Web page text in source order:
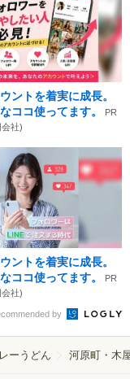
ントを着実に成長。
ココ使ってます。
PR
社)
ントを着実に成長。
ココ使ってます。
PR
社)
by
ーうどん 河原町・木